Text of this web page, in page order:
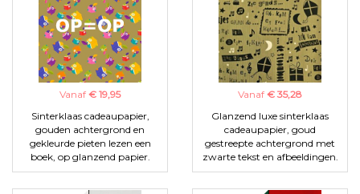
Vanaf € 19,95
Sinterklaas cadeaupapier,
gouden achtergrond en
gekleurde pieten lezen een
boek, op glanzend papier.
Vanaf € 35,28
Glanzend luxe sinterklaas
cadeaupapier, goud
gestreepte achtergrond met
zwarte tekst en afbeeldingen.